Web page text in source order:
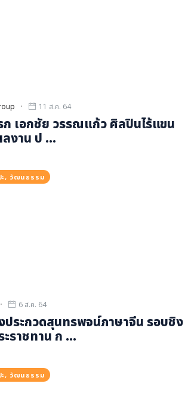
11 ส.ค. 64
ก เอกชัย วรรณแก้ว ศิลปินไร้แขน
งาน ป ...
ะ, วัฒนธรรม
6 ส.ค. 64
ประกวดสุนทรพจน์ภาษาจีน รอบชิง
ราชทาน ก ...
ะ, วัฒนธรรม